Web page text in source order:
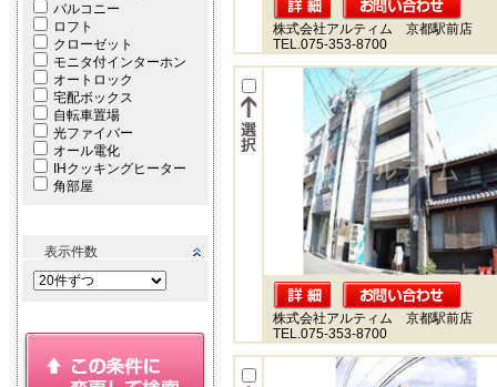
バルコニー
ロフト
クローゼット
モニタ付インターホン
オートロック
宅配ボックス
自転車置場
光ファイバー
オール電化
IHクッキングヒーター
角部屋
表示件数
株式会社アルティム 京都駅前店
TEL.075-353-8700
株式会社アルティム 京都駅前店
TEL.075-353-8700